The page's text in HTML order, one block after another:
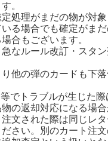
。
処理がまだの物が対
る場合でも確定がま
合もございます。
なルール改訂・スタ
他の弾のカードも下
でトラブルが生じた
の返却対応になる場合
文された際は同じレ
さい。別のカート注